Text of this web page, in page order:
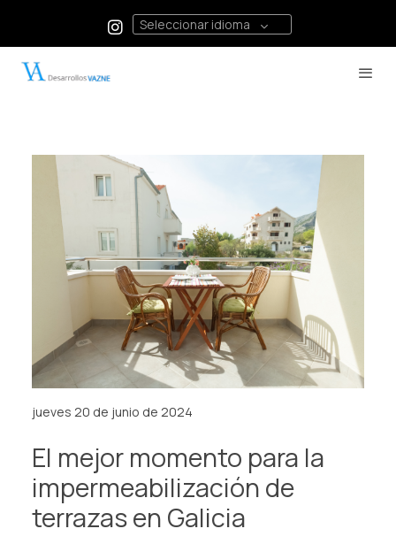
Seleccionar idioma
jueves 20 de junio de 2024
El mejor momento para la
impermeabilización de
terrazas en Galicia